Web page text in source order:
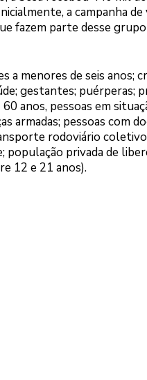
a campanha
fazem parte desse
a menores de seis anos;
gestantes; puérperas;
60 anos, pessoas em
armadas; pessoas com
rodoviário
população privada de
12 e 21 anos).